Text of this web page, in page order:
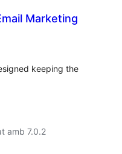
Marketing
keeping the
amb 7.0.2